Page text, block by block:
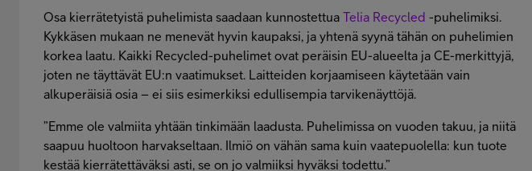
Osa kierrätetyistä puhelimista saadaan kunnostettua Telia Recycled -puhelimiksi.
Kykkäsen mukaan ne menevät hyvin kaupaksi, ja yhtenä syynä tähän on puhelimien
korkea laatu. Kaikki Recycled-puhelimet ovat peräisin EU-alueelta ja CE-merkittyjä,
joten ne täyttävät EU:n vaatimukset. Laitteiden korjaamiseen käytetään vain
alkuperäisiä osia – ei siis esimerkiksi edullisempia tarvikenäyttöjä.
”Emme ole valmiita yhtään tinkimään laadusta. Puhelimissa on vuoden takuu, ja niitä
saapuu huoltoon harvakseltaan. Ilmiö on vähän sama kuin vaatepuolella: kun tuote
kestää kierrätettäväksi asti, se on jo valmiiksi hyväksi todettu.”